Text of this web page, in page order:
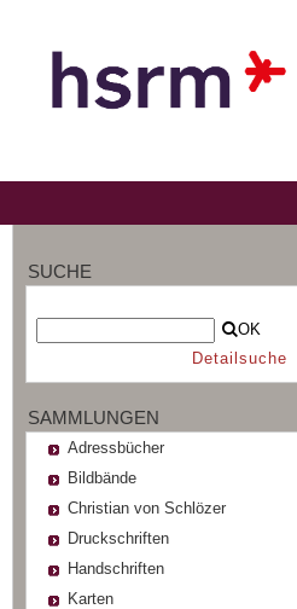
SUCHE
OK
Detailsuche
SAMMLUNGEN
Adressbücher
Bildbände
Christian von Schlözer
Druckschriften
Handschriften
Karten